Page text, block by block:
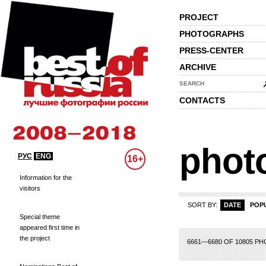
PROJECT
PHOTOGRAPHS
PRESS-CENTER
ARCHIVE
SEARCH
CONTACTS
РУС ENG 16+
Information for the
visitors
Special theme
appeared first time in
the project
SORT BY: DATE
6661—6680 OF 10805
311 312 320 321 322 323 324